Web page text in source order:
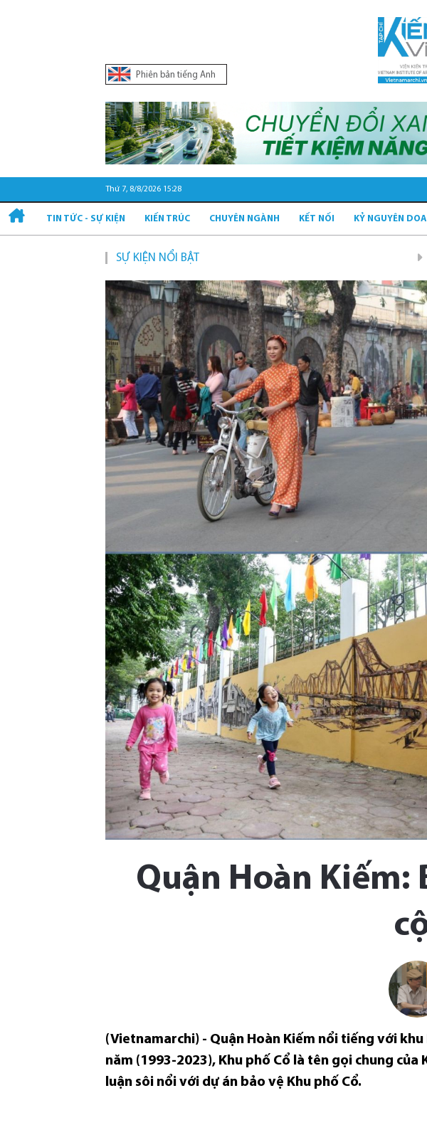
Phiên bản tiếng Anh
Thứ 7, 8/8/2026 15:28
TIN TỨC - SỰ KIỆN KIẾN TRÚC CHUYÊN NGÀNH KẾT NỐI KỶ NGUYÊN
SỰ KIỆN NỔI BẬT Quy hoạch và
Quận Hoàn
(Vietnamarchi) - Quận Hoàn Kiếm nổi tiếng với khu
năm (1993-2023), Khu phố Cổ là tên gọi chung
luận sôi nổi với dự án bảo vệ Khu phố Cổ.